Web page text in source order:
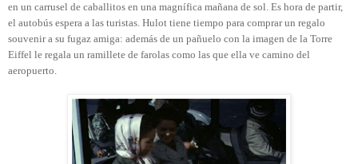
en un carrusel de caballitos en una magnífica mañana de sol. Es hora de partir,
el autobús espera a las turistas. Hulot tiene tiempo para comprar un regalo
souvenir a su fugaz amiga: además de un pañuelo con la imagen de la Torre
Eiffel le regala un ramillete de farolas como las que ella ve camino del
aeropuerto.